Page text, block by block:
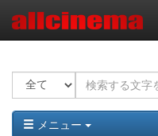
メニュー